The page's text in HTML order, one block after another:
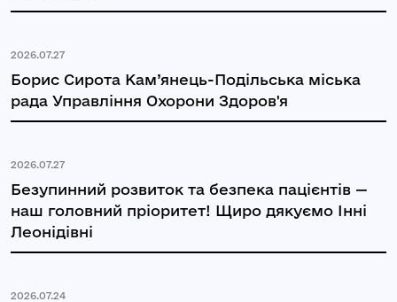
2026.07.27
Борис Сирота Кам’янець-Подільська міська
рада Управління Охорони Здоров'я
2026.07.27
Безупинний розвиток та безпека пацієнтів —
наш головний пріоритет! Щиро дякуємо Інні
Леонідівні
2026.07.24